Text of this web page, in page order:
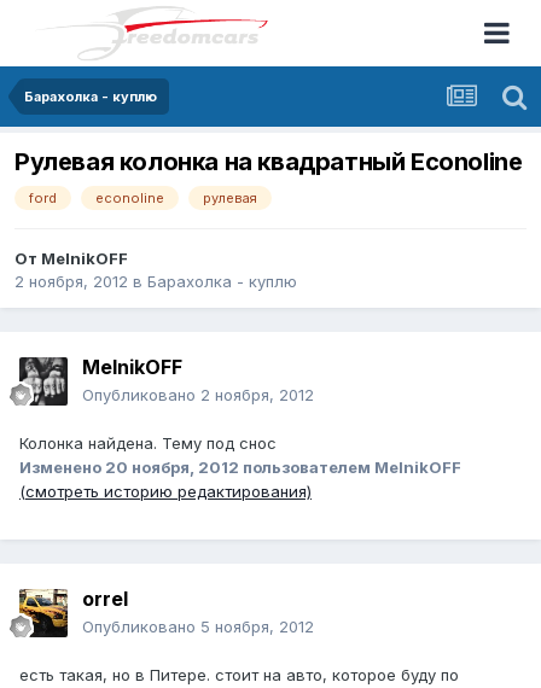
Барахолка - куплю
Рулевая колонка на квадратный Econoline
ford econoline рулевая
От MelnikOFF
2 ноября, 2012 в Барахолка - куплю
MelnikOFF
Опубликовано 2 ноября, 2012
Колонка найдена. Тему под снос
Изменено 20 ноября, 2012 пользователем MelnikOFF
(смотреть историю редактирования)
orrel
Опубликовано 5 ноября, 2012
есть такая, но в Питере. стоит на авто, которое буду по